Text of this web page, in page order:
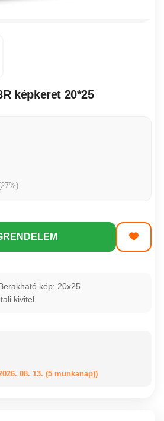
képkeret 20*25
kép: 20x25
kivitel
08. 13. (5 munkanap))